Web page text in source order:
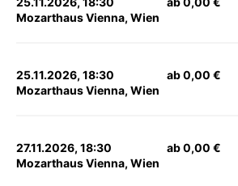
Mozarthaus Vienna, Wien
25.11.2026, 18:30
Mozarthaus Vienna, Wien
ab 0,00 €
27.11.2026, 18:30
Mozarthaus Vienna, Wien
ab 0,00 €